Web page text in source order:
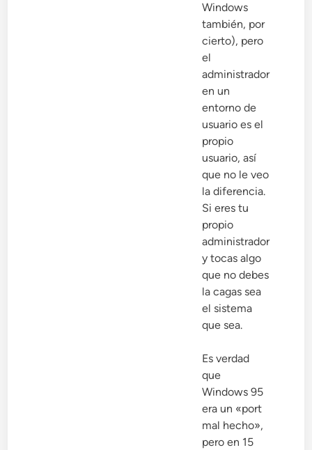
Windows
también, por
cierto), pero
el
administrador
en un
entorno de
usuario es el
propio
usuario, así
que no le veo
la diferencia.
Si eres tu
propio
administrador
y tocas algo
que no debes
la cagas sea
el sistema
que sea.
Es verdad
que
Windows 95
era un «port
mal hecho»,
pero en 15